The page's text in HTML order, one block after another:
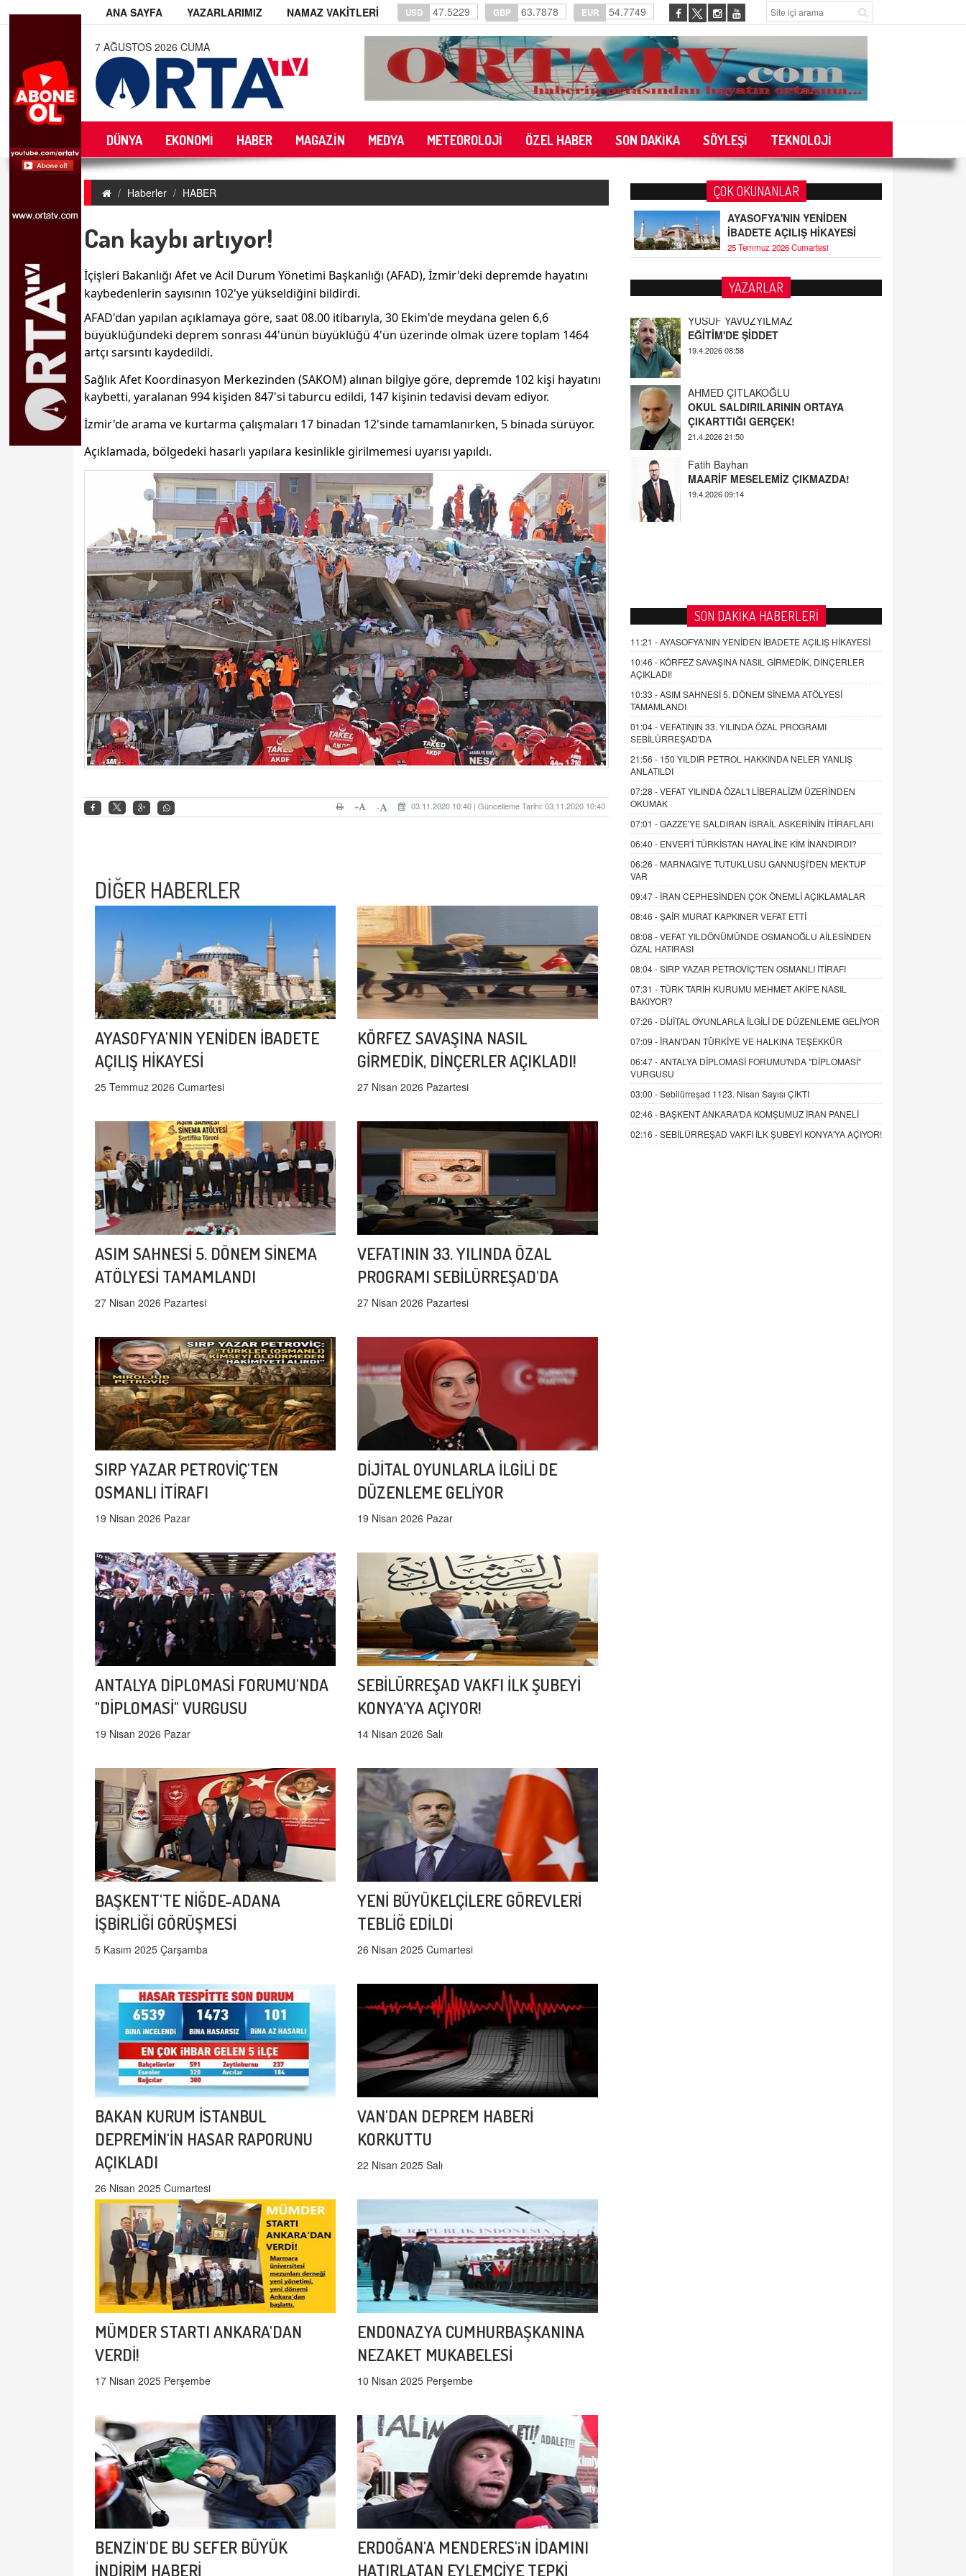
ANA SAYFA YAZARLARIMIZ NAMAZ VAKİTLERİ USD 47.5229 GBP 63.7878 EUR 54.7749
7 AĞUSTOS 2026 CUMA
DÜNYA EKONOMİ HABER MAGAZİN MEDYA METEOROLOJİ ÖZEL HABER SON DAKİKA SÖYLEŞİ TEKNOLOJİ
Haberler HABER
Can kaybı artıyor!
İçişleri Bakanlığı Afet ve Acil Durum Yönetimi Başkanlığı (AFAD), İzmir'deki depremde hayatını
kaybedenlerin sayısının 102'ye yükseldiğini bildirdi.
AFAD'dan yapılan açıklamaya göre, saat 08.00 itibarıyla, 30 Ekim'de meydana gelen 6,6
büyüklüğündeki deprem sonrası 44'ünün büyüklüğü 4'ün üzerinde olmak üzere toplam 1464
artçı sarsıntı kaydedildi.
Sağlık Afet Koordinasyon Merkezinden (SAKOM) alınan bilgiye göre, depremde 102 kişi hayatını
kaybetti, yaralanan 994 kişiden 847'si taburcu edildi, 147 kişinin tedavisi devam ediyor.
İzmir'de arama ve kurtarma çalışmaları 17 binadan 12'sinde tamamlanırken, 5 binada sürüyor.
Açıklamada, bölgedeki hasarlı yapılara kesinlikle girilmemesi uyarısı yapıldı.
03.11.2020 10:40 | Güncelleme Tarihi: 03.11.2020 10:40
-
+
DİĞER HABERLER
AYASOFYA'NIN YENİDEN İBADETE
AÇILIŞ HİKAYESİ
25 Temmuz 2026 Cumartesi
KÖRFEZ SAVAŞINA NASIL
GİRMEDİK, DİNÇERLER AÇIKLADI!
27 Nisan 2026 Pazartesi
ASIM SAHNESİ 5. DÖNEM SİNEMA
ATÖLYESİ TAMAMLANDI
27 Nisan 2026 Pazartesi
VEFATININ 33. YILINDA ÖZAL
PROGRAMI SEBİLÜRREŞAD'DA
27 Nisan 2026 Pazartesi
SIRP YAZAR PETROVİÇ'TEN
OSMANLI İTİRAFI
19 Nisan 2026 Pazar
DİJİTAL OYUNLARLA İLGİLİ DE
DÜZENLEME GELİYOR
19 Nisan 2026 Pazar
ANTALYA DİPLOMASİ FORUMU'NDA
"DİPLOMASİ" VURGUSU
19 Nisan 2026 Pazar
SEBİLÜRREŞAD VAKFI İLK ŞUBEYİ
KONYA'YA AÇIYOR!
14 Nisan 2026 Salı
BAŞKENT'TE NİĞDE-ADANA
İŞBİRLİĞİ GÖRÜŞMESİ
5 Kasım 2025 Çarşamba
YENİ BÜYÜKELÇİLERE GÖREVLERİ
TEBLİĞ EDİLDİ
26 Nisan 2025 Cumartesi
BAKAN KURUM İSTANBUL
DEPREMİN'İN HASAR RAPORUNU
AÇIKLADI
26 Nisan 2025 Cumartesi
VAN'DAN DEPREM HABERİ
KORKUTTU
22 Nisan 2025 Salı
MÜMDER STARTI ANKARA'DAN
VERDİ!
17 Nisan 2025 Perşembe
ENDONAZYA CUMHURBAŞKANINA
NEZAKET MUKABELESİ
10 Nisan 2025 Perşembe
BENZİN'DE BU SEFER BÜYÜK
İNDİRİM HABERİ
ERDOĞAN'A MENDERES'iN İDAMINI
HATIRLATAN EYLEMCİYE TEPKİ
ÇOK OKUNANLAR
AYASOFYA'NIN YENİDEN
İBADETE AÇILIŞ HİKAYESİ
25 Temmuz 2026 Cumartesi
YAZARLAR
AHMED ÇITLAKOĞLU
OKUL SALDIRILARININ ORTAYA
ÇIKARTTIĞI GERÇEK!
Fatih Bayhan
MAARİF MESELEMİZ ÇIKMAZDA!
19.4.2026 09:14
YUSUF YAVUZYILMAZ
EĞİTİM'DE ŞİDDET
19.4.2026 08:58
SON DAKİKA HABERLERİ
11:21 -AYASOFYA'NIN YENİDEN İBADETE AÇILIŞ HİKAYESİ
10:46 - KÖRFEZ SAVAŞINA NASIL GİRMEDİK, DİNÇERLER
AÇIKLADI!
10:33 -ASIM SAHNESİ 5. DÖNEM SİNEMA ATÖLYESİ
TAMAMLANDI
01:04 -VEFATININ 33. YILINDA ÖZAL PROGRAMI
SEBİLÜRREŞAD'DA
21:56 - 150 YILDIR PETROL HAKKINDA NELER YANLIŞ
ANLATILDI
07:28 -VEFAT YILINDA ÖZAL'I LİBERALİZM ÜZERİNDEN
OKUMAK
07:01 -GAZZE'YE SALDIRAN İSRAİL ASKERİNİN İTİRAFLARI
06:40 - ENVER'İ TÜRKİSTAN HAYALİNE KİM İNANDIRDI?
06:26 - MARNAGİYE TUTUKLUSU GANNUŞİ'DEN MEKTUP
VAR
09:47 - İRAN CEPHESİNDEN ÇOK ÖNEMLİ AÇIKLAMALAR
08:46 -ŞAİR MURAT KAPKINER VEFAT ETTİ
08:08 -VEFAT YILDÖNÜMÜNDE OSMANOĞLU AİLESİNDEN
ÖZAL HATIRASI
08:04 -SIRP YAZAR PETROVİÇ'TEN OSMANLI İTİRAFI
07:31 -TÜRK TARİH KURUMU MEHMET AKİF'E NASIL
BAKIYOR?
07:26 - DİJİTAL OYUNLARLA İLGİLİ DE DÜZENLEME GELİYOR
07:09 - İRAN'DAN TÜRKİYE VE HALKINA TEŞEKKÜR
06:47 -ANTALYA DİPLOMASİ FORUMU'NDA "DİPLOMASİ"
VURGUSU
03:00 -Sebilürreşad 1123. Nisan Sayısı ÇIKTI
02:46 - BAŞKENT ANKARA'DA KOMŞUMUZ İRAN PANELİ
02:16 -SEBİLÜRREŞAD VAKFI İLK ŞUBEYİ KONYA'YA AÇIYOR!